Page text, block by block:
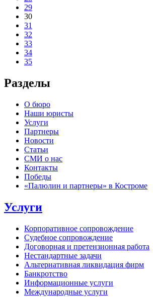
29
30
31
32
33
34
35
Разделы
О бюро
Наши юристы
Услуги
Партнеры
Новости
Статьи
СМИ о нас
Контакты
Победы
«Палюлин и партнеры» в Костроме
Услуги
Корпоративное сопровождение
Судебное сопровождение
Договорная и претензионная работа
Нестандартные задачи
Альтернативная ликвидация фирм
Банкротство
Информационные услуги
Международные услуги